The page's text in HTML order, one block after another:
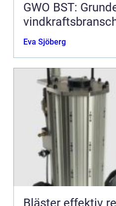
GWO BST:
Eva Sjöberg
Bläster effektiv rengöring och